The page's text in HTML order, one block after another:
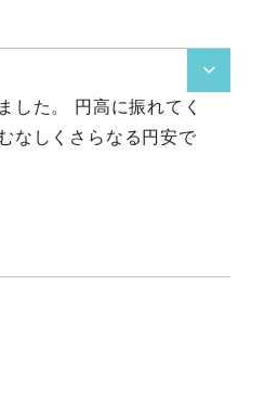

した。 円高に振れてく
なしくさらなる円安で